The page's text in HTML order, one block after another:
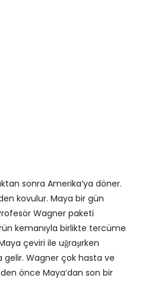
sonra Amerika’ya döner.
kovulur. Maya bir gün
Wagner paketi
kemanıyla birlikte tercüme
çeviri ile uğraşırken
gelir. Wagner çok hasta ve
önce Maya’dan son bir